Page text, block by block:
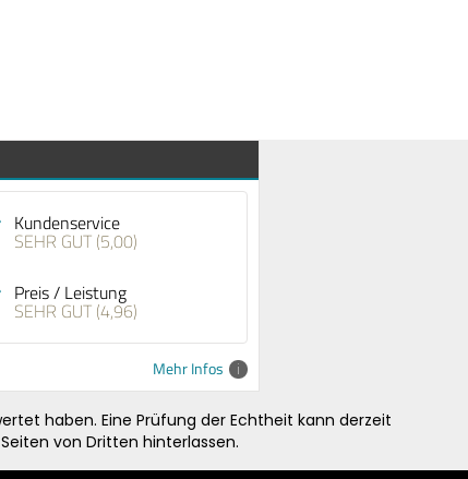
Kundenservice
SEHR GUT (5,00)
Preis / Leistung
SEHR GUT (4,96)
Mehr Infos
haben. Eine Prüfung der Echtheit kann derzeit
von Dritten hinterlassen.